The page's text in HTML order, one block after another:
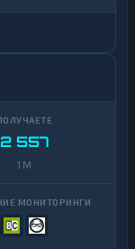
2 557
1 M